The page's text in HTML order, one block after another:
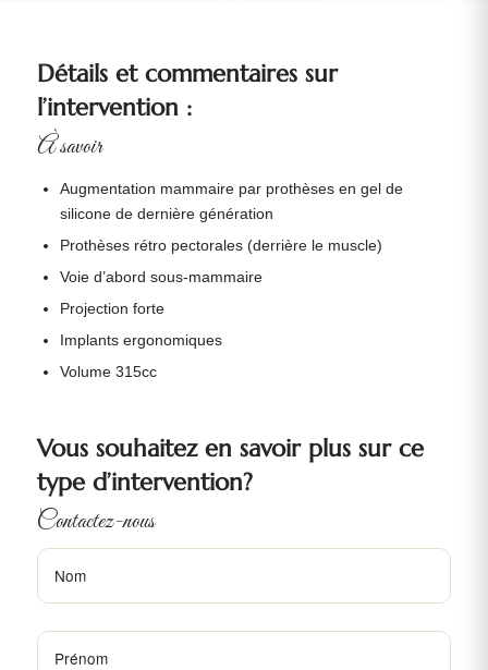
Détails et commentaires sur
l’intervention :
À savoir
Augmentation mammaire par prothèses en gel de
silicone de dernière génération
Prothèses rétro pectorales (derrière le muscle)
Voie d’abord sous-mammaire
Projection forte
Implants ergonomiques
Volume 315cc
Vous souhaitez en savoir plus sur ce
type d’intervention?
Contactez-nous